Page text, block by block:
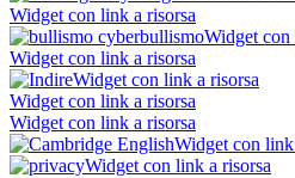
Widget con link a risorsa
Widget con
Widget con link a risorsa
Widget con link a risorsa
Widget con link a risorsa
Widget con link a risorsa
Widget con link
Widget con link a risorsa